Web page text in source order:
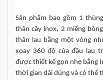
Sản phẩm bao gồm 1
thân cây inox, 2 miếng
thân lau bằng một vòng
xoay 360 độ của đầu lau
được thiết kế gọn nhẹ bằng
thời gian dài dùng và có thể